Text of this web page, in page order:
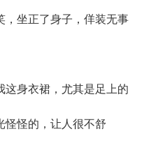
坐正了身子，佯装无事
身衣裙，尤其是足上的
怪怪的，让人很不舒